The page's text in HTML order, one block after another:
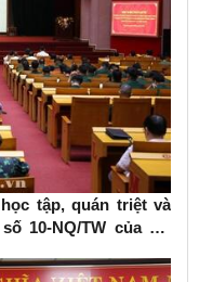
tập, quán triệt và
10-NQ/TW của Bộ